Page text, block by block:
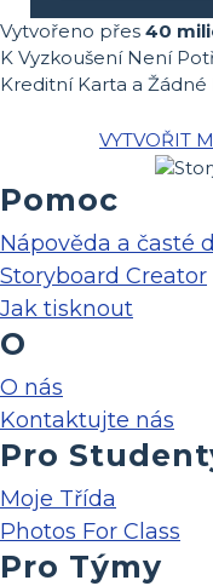
Vytvořeno přes 40
K Vyzkoušení Není
Kreditní Karta a Žádné
VYTVOŘIT
Pomoc
Nápověda a časté
Storyboard Creator
Jak tisknout
O
O nás
Kontaktujte nás
Pro
Moje Třída
Photos For Class
Pro Týmy